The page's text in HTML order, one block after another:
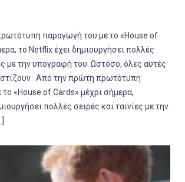
παραγωγή του με το «House of
το Netflix έχει δημιουργήσει πολλές
με την υπογραφή του. Ωστόσο, όλες αυτές
Από την πρώτη πρωτότυπη
«House of Cards» μέχρι σήμερα,
πολλές σειρές και ταινίες με την